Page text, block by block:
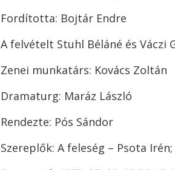
Fordította: Bojtár Endre
A felvételt Stuhl Béláné és Váczi
Zenei munkatárs: Kovács Zoltán
Dramaturg: Maráz László
Rendezte: Pós Sándor
Szereplők: A feleség – Psota